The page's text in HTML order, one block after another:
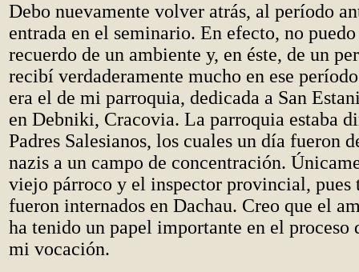
Debo nuevamente volver atrás, al período
entrada en el seminario. En efecto, no
recuerdo de un ambiente y, en éste, de un
recibí verdaderamente mucho en ese
era el de mi parroquia, dedicada a San
en Debniki, Cracovia. La parroquia estaba
Padres Salesianos, los cuales un día fueron
nazis a un campo de concentración.
viejo párroco y el inspector provincial, pues
fueron internados en Dachau. Creo que el
ha tenido un papel importante en el proceso
mi vocación.